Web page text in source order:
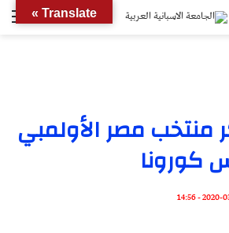
منتخب مصر الأولمبي
كورونا
2020-03-
Translate »